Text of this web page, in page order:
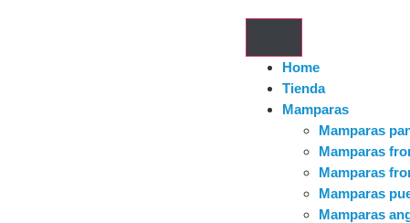
Home
Tienda
Mamparas
Mamparas
Mamparas
Mamparas
Mamparas
Mamparas